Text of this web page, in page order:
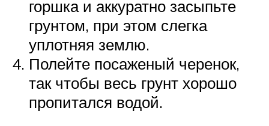
горшка и аккуратно засыпьте
грунтом, при этом слегка
уплотняя землю.
Полейте посаженый черенок,
так чтобы весь грунт хорошо
пропитался водой.